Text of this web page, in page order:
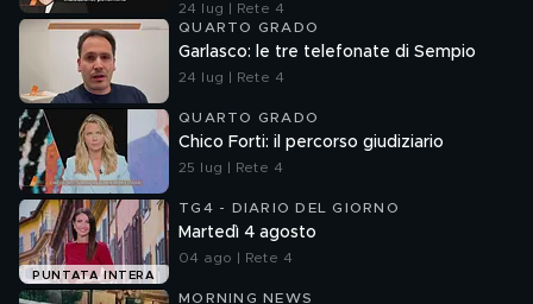
24 lug | Rete 4
QUARTO GRADO
Garlasco: le tre telefonate di Sempio
24 lug | Rete 4
QUARTO GRADO
Chico Forti: il percorso giudiziario
25 lug | Rete 4
PUNTATA INTERA
TG4 - DIARIO DEL GIORNO
Martedì 4 agosto
04 ago | Rete 4
MORNING NEWS